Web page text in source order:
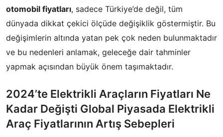
otomobil fiyatları, sadece Türkiye’de değil, tüm
dünyada dikkat çekici ölçüde değişiklik göstermiştir. Bu
değişimlerin altında yatan pek çok neden bulunmaktadır
ve bu nedenleri anlamak, geleceğe dair tahminler
yapmak açısından büyük önem taşımaktadır.
2024’te Elektrikli Araçların Fiyatları Ne
Kadar Değişti Global Piyasada Elektrikli
Araç Fiyatlarının Artış Sebepleri